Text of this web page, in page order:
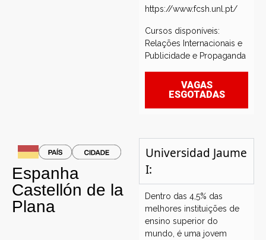
https://www.fcsh.unl.pt/
Cursos disponíveis:
Relações Internacionais e
Publicidade e Propaganda
VAGAS
ESGOTADAS
Espanha
Castellón de la
Plana
Universidad Jaume
I:
Dentro das 4,5% das
melhores instituições de
ensino superior do
mundo, é uma jovem